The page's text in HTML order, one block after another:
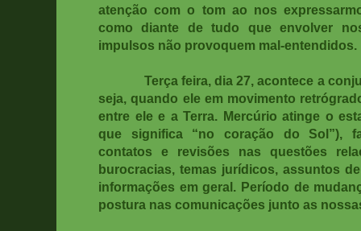
atenção com o tom ao nos
como diante de tudo que envolver
impulsos não provoquem mal-entendidos.
Terça feira, dia 27, acontece a
seja, quando ele em movimento
entre ele e a Terra. Mercúrio atinge o
que significa “no coração do Sol”),
contatos e revisões nas questões
burocracias, temas jurídicos, assuntos
informações em geral. Período de
postura nas comunicações junto as